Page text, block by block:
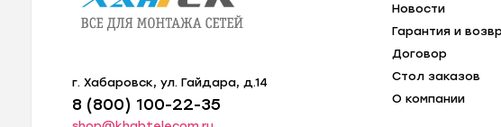
г. Хабаровск, ул. Гайдара, д.14
8 (800) 100-22-35
Новости
Гарантия и
Договор
Стол заказов
О компании